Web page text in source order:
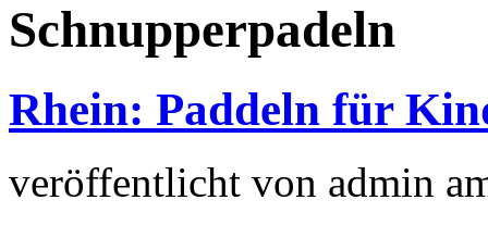
Schnupperpadeln
Rhein: Paddeln für
veröffentlicht von admin